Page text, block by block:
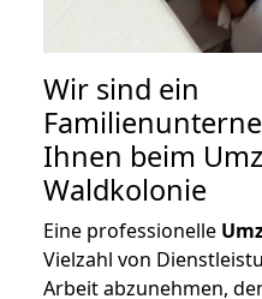
Wir sind ein
Ihnen beim
Waldkolonie
Eine professionelle
Vielzahl von
Arbeit abzunehmen,